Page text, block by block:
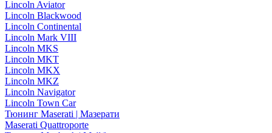
Lincoln Aviator
Lincoln Blackwood
Lincoln Continental
Lincoln Mark VIII
Lincoln MKS
Lincoln MKT
Lincoln MKX
Lincoln MKZ
Lincoln Navigator
Lincoln Town Car
Тюнинг Maserati | Мазерати
Maserati Quattroporte